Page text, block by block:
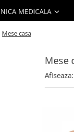
MEDICALA
Mese casa
Mese
Afiseaza: